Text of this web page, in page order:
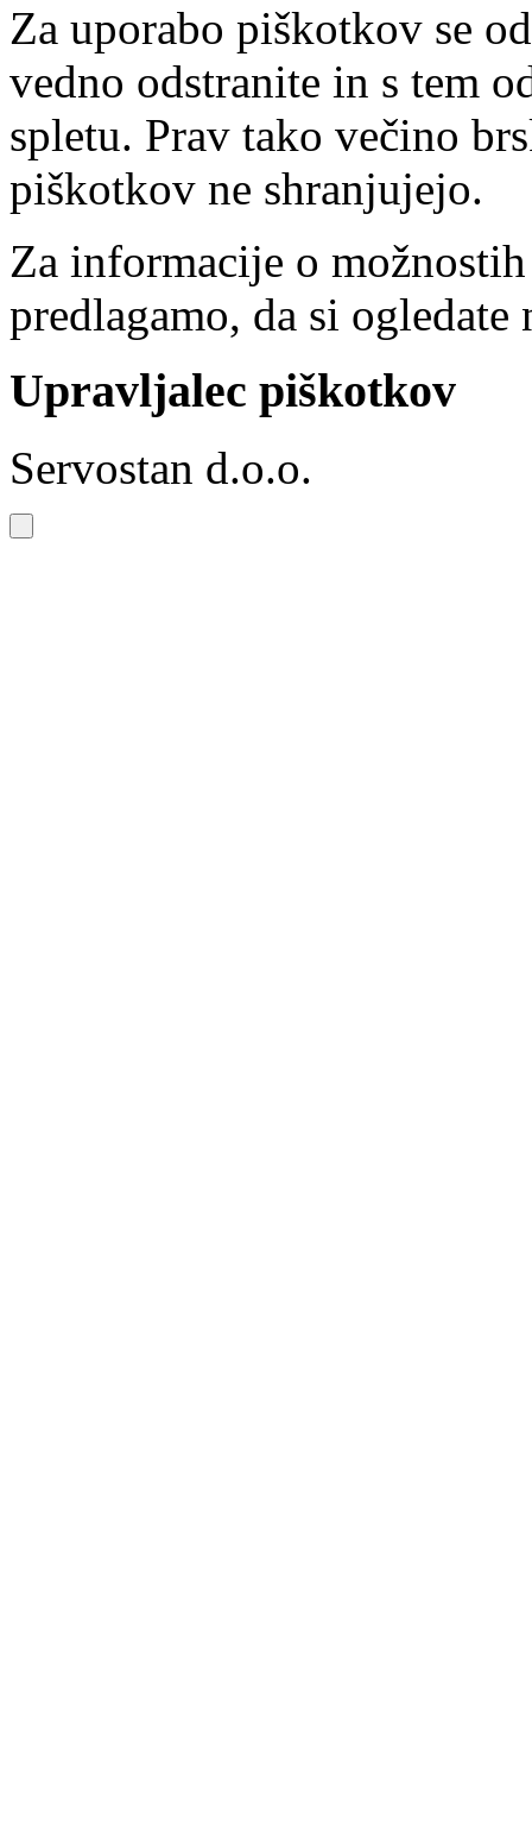
Za uporabo piškotkov se
vedno odstranite in s tem
spletu. Prav tako večino
piškotkov ne shranjujejo.
Za informacije o
predlagamo, da si ogledate
Upravljalec piškotkov
Servostan d.o.o.